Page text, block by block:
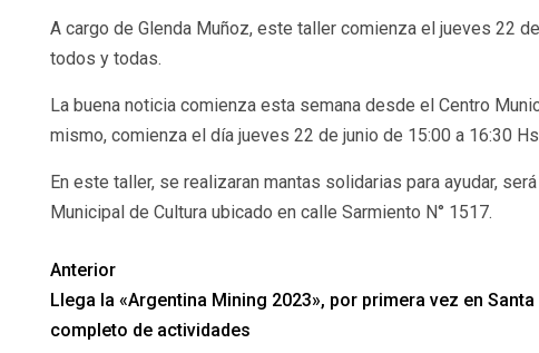
A cargo de Glenda Muñoz, este taller comienza el jueves 22
todos y todas.
La buena noticia comienza esta semana desde el Centro
mismo, comienza el día jueves 22 de junio de 15:00 a 16:30
En este taller, se realizaran mantas solidarias para ayudar,
Municipal de Cultura ubicado en calle Sarmiento N° 1517.
Anterior
Llega la «Argentina Mining 2023», por primera vez en
completo de actividades